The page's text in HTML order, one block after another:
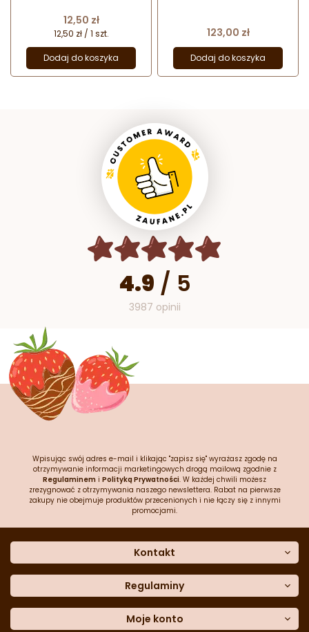
Cena
12,50 zł
12,50 zł / 1 szt.
Dodaj do koszyka
Cena
123,00 zł
Dodaj do koszyka
4.9 / 5
3987 opinii
Wpisując swój adres e-mail i klikając "zapisz się" wyrażasz zgodę na
otrzymywanie informacji marketingowych drogą mailową zgodnie z
Regulaminem i Polityką Prywatności. W każdej chwili możesz
zrezygnować z otrzymywania naszego newslettera. Rabat na pierwsze
zakupy nie obejmuje produktów przecenionych i nie łączy się z innymi
promocjami.
Kontakt
Dane kontaktowe
Często zadawane pytania
Sklep stacjonarny
Regulaminy
Polityka prywatności
Moje konto